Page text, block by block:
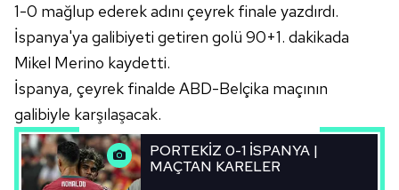
1-0 mağlup ederek adını çeyrek finale yazdırdı.
İspanya'ya galibiyeti getiren golü 90+1. dakikada
Mikel Merino kaydetti.
İspanya, çeyrek finalde ABD-Belçika maçının
galibiyle karşılaşacak.
PORTEKİZ 0-1 İSPANYA |
MAÇTAN KARELER